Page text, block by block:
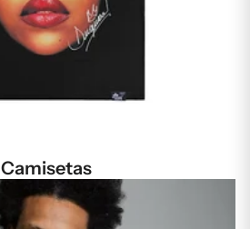
Camisetas